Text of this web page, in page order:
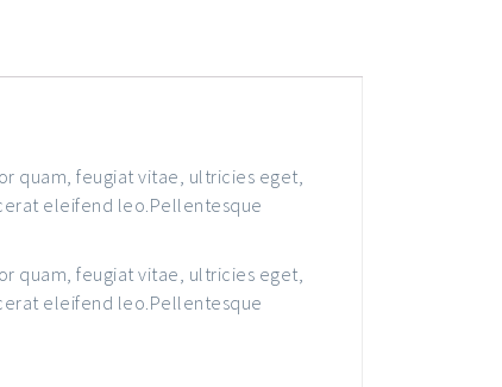
quam, feugiat vitae, ultricies eget,
eleifend leo.Pellentesque
quam, feugiat vitae, ultricies eget,
eleifend leo.Pellentesque